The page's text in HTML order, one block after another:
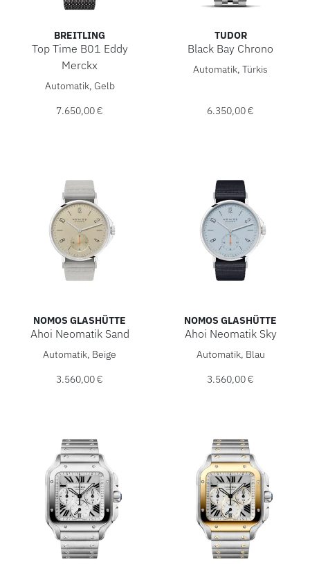
BREITLING
Top Time B01 Eddy
Merckx
Breitling Top Time B01 Eddy Merckx, Ref:
Automatik, Gelb
7.650,00 €
TUDOR
Black Bay Chrono
TUDOR Black Bay Chrono
Automatik, Türkis
6.350,00 €
NOMOS GLASHÜTTE
Ahoi Neomatik Sand
NOMOS Glashütte Ahoi Neomatik Sand, Ref: 569, Preis:
Automatik, Beige
3.560,00 €
NOMOS GLASHÜTTE
Ahoi Neomatik Sky
NOMOS Glashütte Ahoi
Automatik, Blau
3.560,00 €